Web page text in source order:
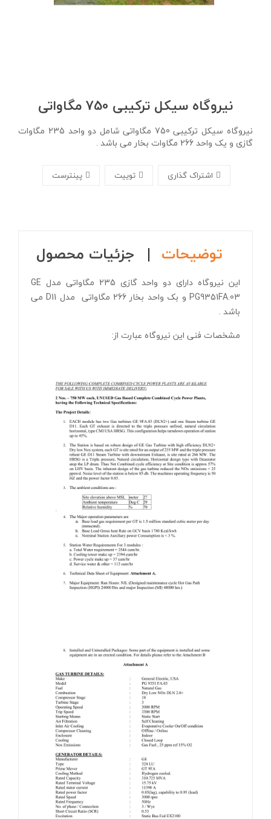
نیروگاه سیکل ترکیبی 750 مگاواتی
نیروگاه سیکل ترکیبی 750 مگاواتی شامل دو واحد 235 مگاوات
گازی و یک واحد 266 مگاوات بخار می باشد .
اشتراک گذاری توییت پینترست
توضیحات جزئیات محصول
این نیروگاه دارای دو واحد گازی 235 مگاواتی مدل GE
PG9351FA.03 و بک واحد بخار 266 مگاواتی مدل D11 می
باشد .
مشخصات فنی این نیروگاه عبارت از: